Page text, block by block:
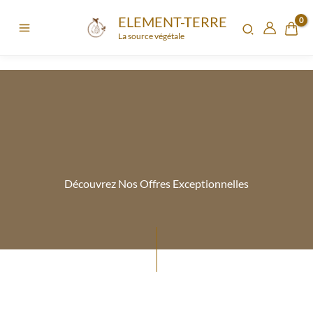
ELEMENT-TERRE
La source végétale
Découvrez Nos Offres Exceptionnelles